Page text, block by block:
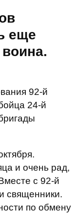
еще
92-й
24-й
и очень рад,
с 92-й
священники.
по обмену